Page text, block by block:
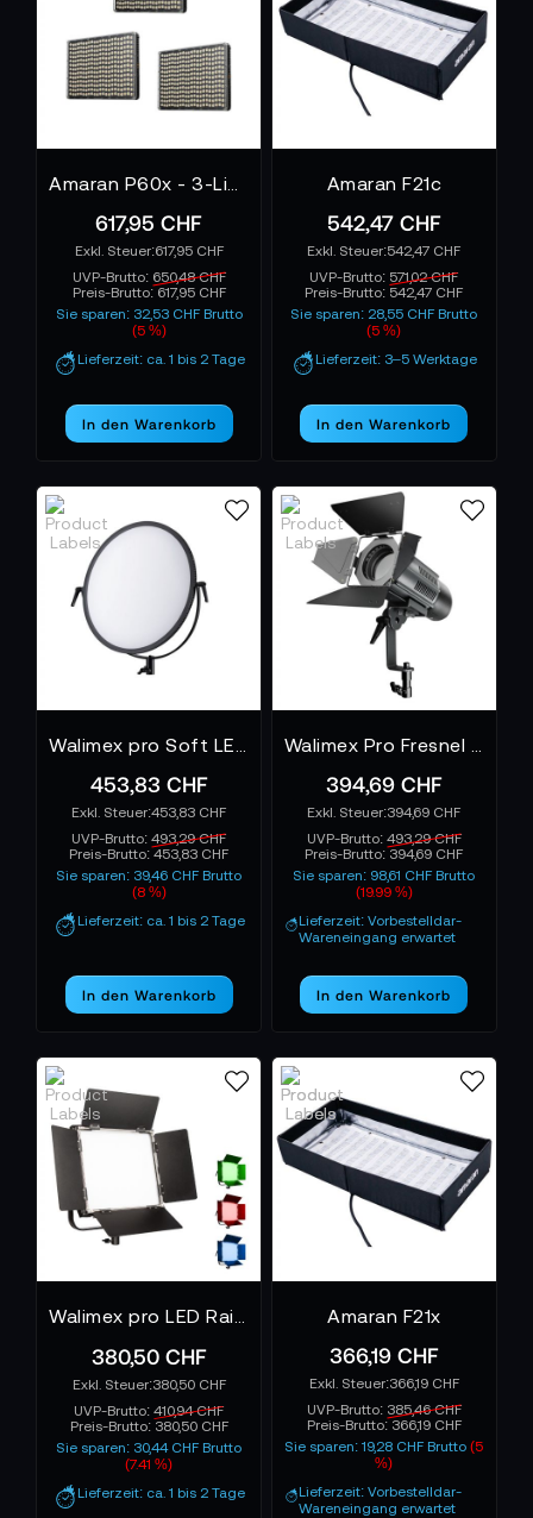
617,95 CHF
617,95 CHF
UVP-Brutto: 650,48 CHF
Preis-Brutto: 617,95 CHF
Sie sparen: 32,53 CHF Brutto
(5 %)
Lieferzeit: ca. 1 bis 2 Tage
In den Warenkorb
Amaran F21c
542,47 CHF
542,47 CHF
UVP-Brutto: 571,02 CHF
Preis-Brutto: 542,47 CHF
Sie sparen: 28,55 CHF Brutto
(5 %)
Lieferzeit: 3–5 Werktage
In den Warenkorb
453,83 CHF
453,83 CHF
UVP-Brutto:493,29 CHF
Preis-Brutto:453,83 CHF
Sie sparen: 39,46 CHF Brutto
(8 %)
Lieferzeit: ca. 1 bis 2 Tage
In den Warenkorb
394,69 CHF
394,69 CHF
UVP-Brutto: 493,29 CHF
Preis-Brutto: 394,69 CHF
Sie sparen: 98,61 CHF Brutto
(19.99 %)
Lieferzeit: Vorbestelldar-
Wareneingang erwartet
In den Warenkorb
380,50 CHF
380,50 CHF
UVP-Brutto:410,94 CHF
Preis-Brutto: 380,50 CHF
Sie sparen: 30,44 CHF Brutto
(7.41 %)
Lieferzeit: ca. 1 bis 2 Tage
Amaran F21x
366,19 CHF
366,19 CHF
UVP-Brutto: 385,46 CHF
Preis-Brutto: 366,19 CHF
Sie sparen: 19,28 CHF Brutto(5
%)
Lieferzeit: Vorbestelldar-
Wareneingang erwartet